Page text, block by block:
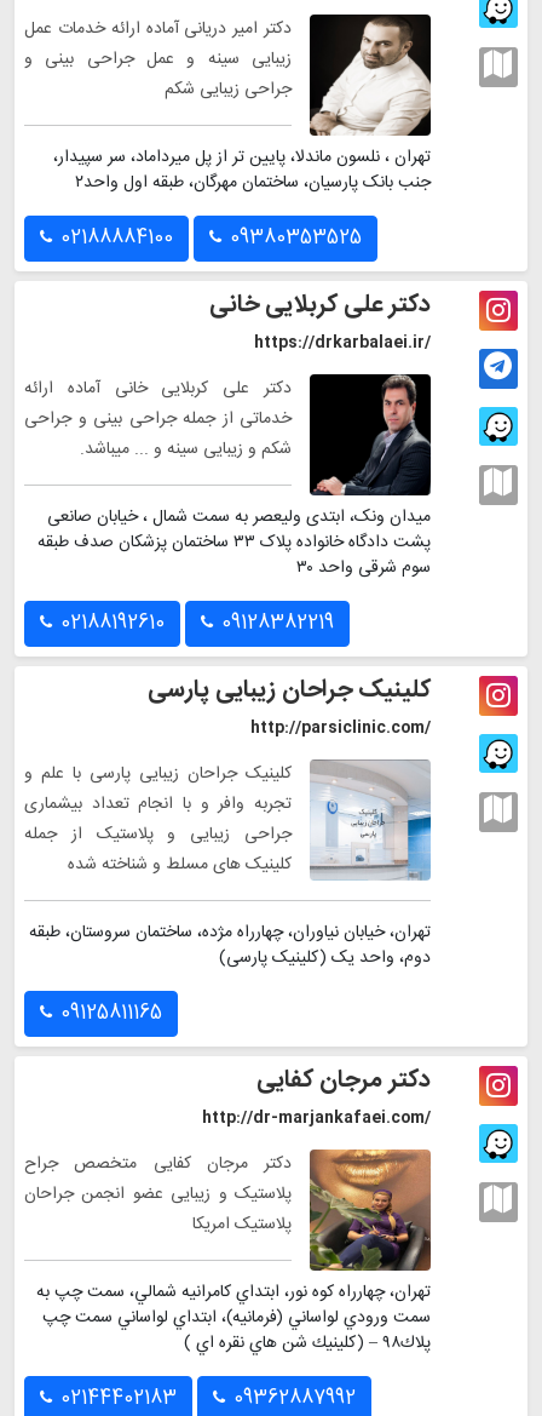
دکتر امیر دریانی آماده ارائه خدمات عمل
زیبایی سینه و عمل جراحی بینی و
جراحی زیبایی شکم
تهران ، نلسون ماندلا، پایین تر از پل میرداماد، سر سپیدار،
جنب بانک پارسیان، ساختمان مهرگان، طبقه اول واحد۲
02188884100 09380353525
دکتر علی کربلایی خانی
https://drkarbalaei.ir/
دکتر علی کربلایی خانی آماده ارائه
خدماتی از جمله جراحی بینی و جراحی
شکم و زیبایی سینه و ... میباشد.
میدان ونک، ابتدی ولیعصر به سمت شمال ، خیابان صانعی
پشت دادگاه خانواده پلاک ۳۳ ساختمان پزشکان صدف طبقه
سوم شرقی واحد ۳۰
02188192610 09128382219
کلینیک جراحان زیبایی پارسی
http://parsiclinic.com/
کلینیک جراحان زیبایی پارسی با علم و
تجربه وافر و با انجام تعداد بیشماری
جراحی زیبایی و پلاستیک از جمله
کلینیک های مسلط و شناخته شده
تهران، خیابان نیاوران، چهارراه مژده، ساختمان سروستان، طبقه
دوم، واحد یک (کلینیک پارسی)
09125811165
دکتر مرجان کفایی
http://dr-marjankafaei.com/
دکتر مرجان کفایی متخصص جراح
پلاستیک و زیبایی عضو انجمن جراحان
پلاستیک امریکا
تهران، چهارراه كوه نور، ابتداي كامرانيه شمالي، سمت چپ به
سمت ورودي لواساني (فرمانيه)، ابتداي لواساني سمت چپ
پلاك٩٨ – (كلينيك شن هاي نقره اي )
02144402183 09362887992